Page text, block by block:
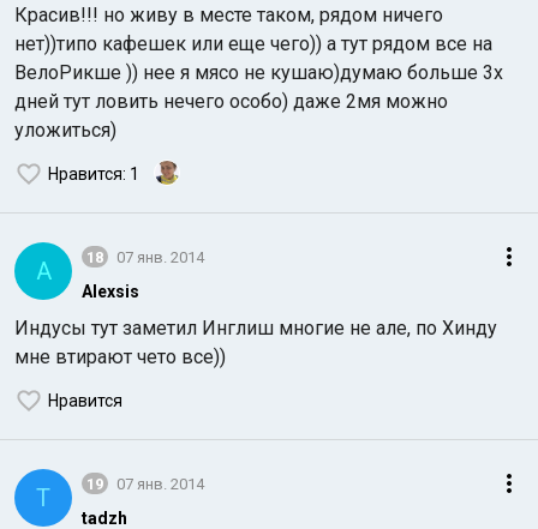
Красив!!! но живу в месте таком, рядом ничего
нет))типо кафешек или еще чего)) а тут рядом все на
ВелоРикше )) нее я мясо не кушаю)думаю больше 3х
дней тут ловить нечего особо) даже 2мя можно
уложиться)
Нравится: 1
A 18 07 янв. 2014
Alexsis
Индусы тут заметил Инглиш многие не але, по Хинду
мне втирают чето все))
Нравится
T 19 07 янв. 2014
tadzh